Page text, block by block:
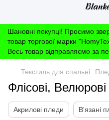
Шановні покупці! Просимо
товар торгової марки
Весь товар відправляємо за
Текстиль для спальні
Флісові,
Акрилові пледи В'язані